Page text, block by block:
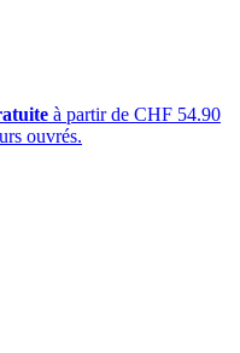
à partir de CHF 54.90
ouvrés.